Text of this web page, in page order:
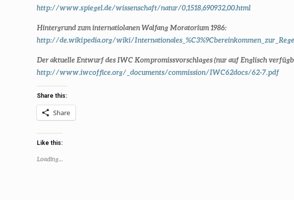
http://www.spiegel.de/wissenschaft/natur/0,1518,690932,00.html
Hintergrund zum internatiolanen Walfang Moratorium 1986:
http://de.wikipedia.org/wiki/
Der aktuelle Entwurf des IWC Kompromissvorschlages (nur auf Englisch
http://www.iwcoffice.org/_documents/commission/IWC62docs/62-7.pdf
Share this:
Share
Like this:
Loading...